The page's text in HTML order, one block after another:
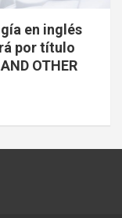
en inglés
por título
OTHER